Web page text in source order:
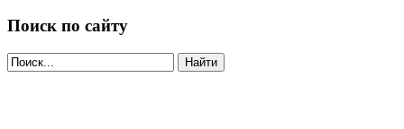
Поиск по сайту
Найти